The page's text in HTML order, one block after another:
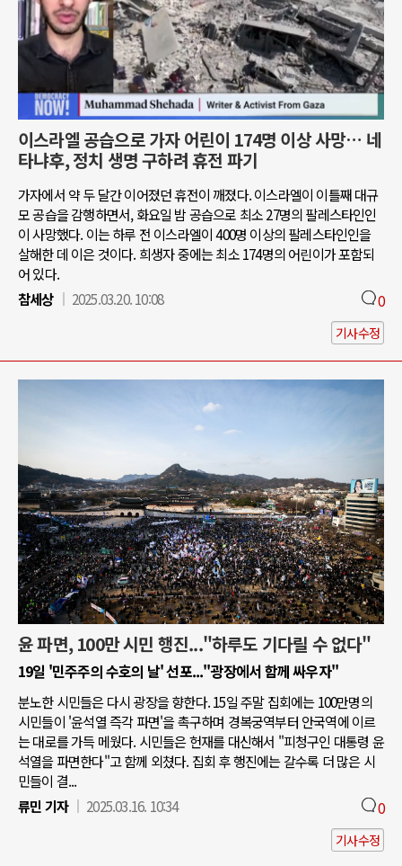
이스라엘 공습으로 가자 어린이 174명 이상 사망… 네
타냐후, 정치 생명 구하려 휴전 파기
가자에서 약 두 달간 이어졌던 휴전이 깨졌다. 이스라엘이 이틀째 대규
모 공습을 감행하면서, 화요일 밤 공습으로 최소 27명의 팔레스타인인
이 사망했다. 이는 하루 전 이스라엘이 400명 이상의 팔레스타인인을
살해한 데 이은 것이다. 희생자 중에는 최소 174명의 어린이가 포함되
어 있다.
참세상
2025.03.20. 10:08 0
기사수정
윤 파면, 100만 시민 행진..."하루도 기다릴 수 없다"
19일 '민주주의 수호의 날' 선포..."광장에서 함께 싸우자"
분노한 시민들은 다시 광장을 향한다. 15일 주말 집회에는 100만명의
시민들이 '윤석열 즉각 파면'을 촉구하며 경복궁역부터 안국역에 이르
는 대로를 가득 메웠다. 시민들은 헌재를 대신해서 "피청구인 대통령 윤
석열을 파면한다"고 함께 외쳤다. 집회 후 행진에는 갈수록 더 많은 시
민들이 결...
류민 기자
2025.03.16. 10:34 0
기사수정